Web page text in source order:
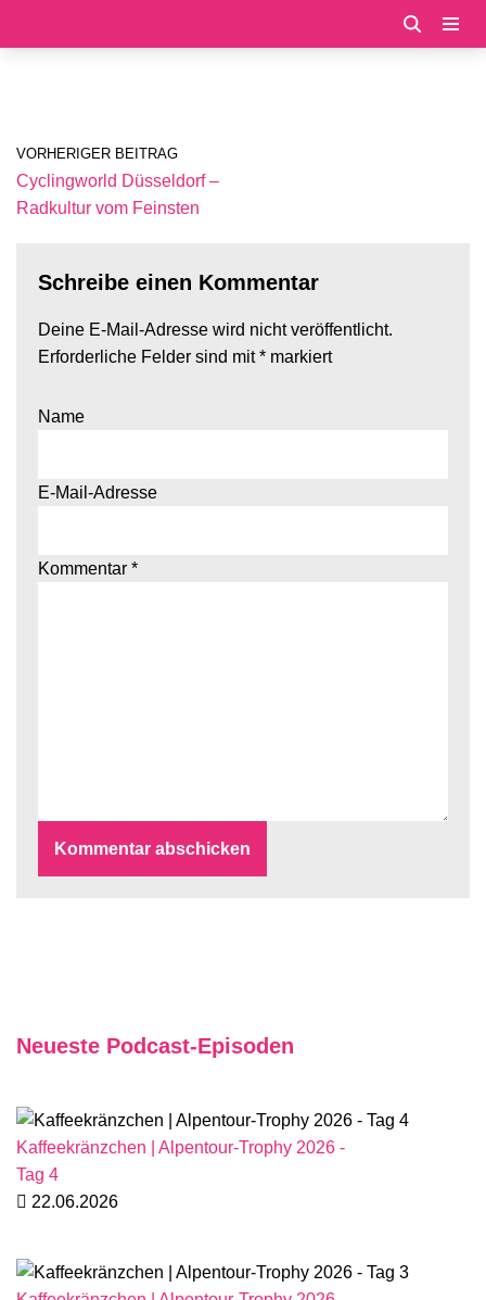
VORHERIGER BEITRAG
Cyclingworld Düsseldorf –
Radkultur vom Feinsten
Schreibe einen Kommentar
Deine E-Mail-Adresse wird nicht veröffentlicht.
Erforderliche Felder sind mit* markiert
Name
E-Mail-Adresse
Kommentar *
Neueste Podcast-Episoden
Kaffeekränzchen | Alpentour-Trophy 2026 -
Tag 4
22.06.2026